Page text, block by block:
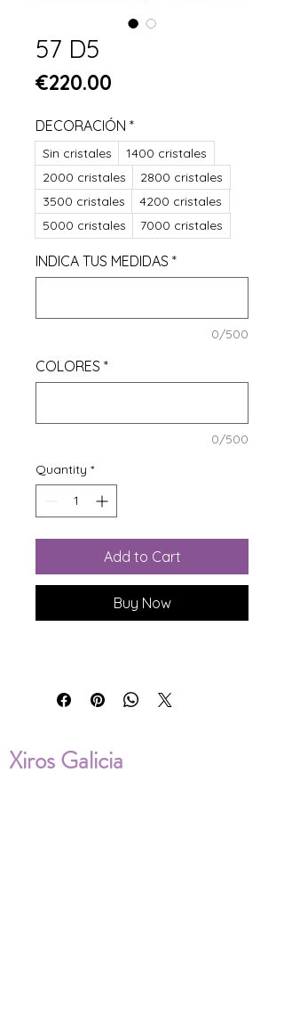
57 D5
€220.00
DECORACIÓN *
Sin cristales
1400 cristales
2000 cristales
2800 cristales
3500 cristales
4200 cristales
5000 cristales
7000 cristales
INDICA TUS MEDIDAS *
0/500
COLORES *
0/500
Quantity *
Add to Cart
Buy Now
Xiros Galicia